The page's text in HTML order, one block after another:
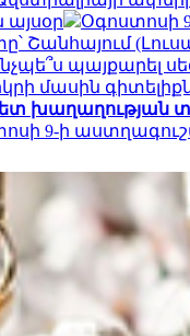
այսօր Օգոստոսի
Շանհայում
պայքարել
մասին
խաղաղության
9-ի